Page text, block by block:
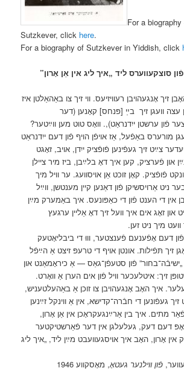
For a
Sutzkever, click here.
For a biography of Sutzkever in Yiddish, click
סוצקעווערס ליד „איך ליג אין אַן אָרון”
זיך אָנגעהויבן רעוויזיעס. ווי זיך צו באַהאַלטן איז
וועגן זיך בײַ [פּנחס] קאָנען (דער
פֿון ערשטן ייִדנראַט),. וואָס טוט מען ווײַטער?
מורערס באַפֿעל, אַז אויפֿן הויף פֿון דעם ייִדנראַט
צײַט זיך געפֿינען פֿופֿציק ייִדן, אויב, זאָגט
און פֿערציק, קען איך דאָ בלײַבן, ביז מיר ציילן
פֿופֿציק. קאָן זוכט אַן אויסוועג. ער וויל מיך
ניט אַרויסשיקן פֿון דאַנען קיין מענטשן, ווײַל
אין די הענט פֿון די כאַפּונעס. איך באַמערק מײַן
זאָג אים איך וועל זיך דאָ אַליין ערגעץ
מיך ניט זען.
פֿון דעם אָפֿענעם פֿענצטער, וווּ די ביבליאָטעק
זיך תּפֿילות. אונטן אויף די טרעפּ זיצט אַ הײַפֿל
„ישיבֿה־בחור” פֿון סטעפֿן־גאַס — אַ כיראָמאַנט און
זיך: איטלעכער וויל פֿון אים הערן אַ וואָרט.
איך האָב אָנגעהויבן צו זוכן אַ באַהעלטעניש,
געפֿונען די חבֿרה־קדישא, אין אַ ווינקל זײַנען
מתים. איך בין אַרײַנגעקראָכן אין אַן אָרון,
דעם דעק, געלעלגן אין דער פֿאַרשטיקטער
אין אָרון, האָב איך אויסגעוועבט מײַן ליד, „איך ליג
פֿון ווילנער געטאָ, מאָסקווע 1946